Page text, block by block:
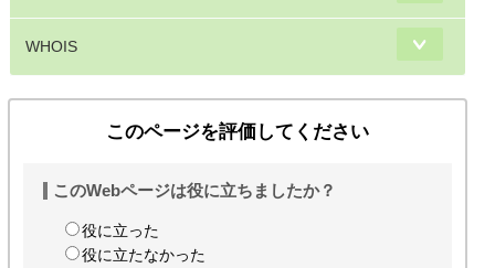
WHOIS
このページを評価してください
このWebページは役に立ちましたか？
役に立った
役に立たなかった